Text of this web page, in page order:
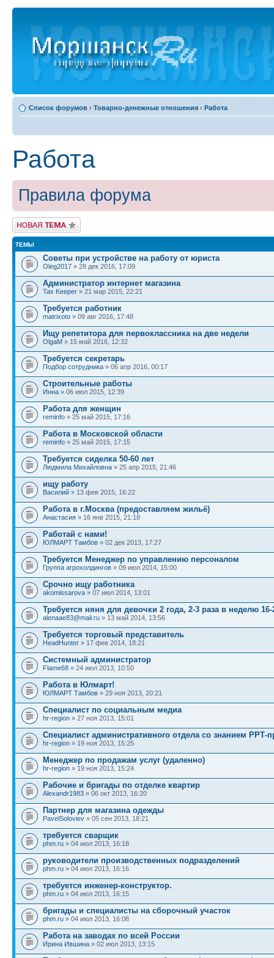
Список форумов ‹ Товарно-денежные отношения ‹ Работа
Работа
Правила форума
Новая тема
ТЕМЫ
Советы при устройстве на работу от юриста
Oleg2017 » 28 дек 2016, 17:09
Администратор интернет магазина
Tax Keeper » 21 мар 2015, 22:21
Требуется работник
matrixoto » 09 авг 2016, 17:48
Ищу репетитора для первоклассника на две недели
OlgaM » 15 май 2016, 12:32
Требуется секретарь
Подбор сотрудника » 06 апр 2016, 00:17
Строительные работы
Инна » 06 июл 2015, 12:39
Работа для женщин
reminfo » 25 май 2015, 17:16
Работа в Московской области
reminfo » 25 май 2015, 17:15
Требуется сиделка 50-60 лет
Людмила Михайловна » 25 апр 2015, 21:46
ищу работу
Василий » 13 фев 2015, 16:22
Работа в г.Москва (предоставляем жильё)
Анастасия » 16 янв 2015, 21:18
Работай с нами!
ЮЛМАРТ Тамбов » 02 дек 2013, 17:27
Требуется Менеджер по управлению персоналом
Группа агрохолдингов » 09 июл 2014, 15:00
Срочно ищу работника
akomissarova » 07 июл 2014, 13:01
Требуется няня для девочки 2 года, 2-3 раза в неделю 16-
alenaae83@mail.ru » 13 май 2014, 13:56
Требуется торговый представитель
HeadHunter » 17 фев 2014, 18:21
Системный администратор
Flame68 » 24 июл 2013, 10:50
Работа в Юлмарт!
ЮЛМАРТ Тамбов » 29 ноя 2013, 20:21
Специалист по социальным медиа
hr-region » 27 ноя 2013, 15:01
Специалист административного отдела со знанием РРТ-
hr-region » 19 ноя 2013, 15:25
Менеджер по продажам услуг (удаленно)
hr-region » 19 ноя 2013, 15:24
Рабочие и бригады по отделке квартир
Alexandr1983 » 06 окт 2013, 16:20
Партнер для магазина одежды
PavelSoloviev » 05 сен 2013, 18:21
требуется сварщик
phm.ru » 04 июл 2013, 16:18
руководители производственных подразделений
phm.ru » 04 июл 2013, 16:16
требуется инженер-конструктор.
phm.ru » 04 июл 2013, 16:15
бригады и специалисты на сборочный участок
phm.ru » 04 июл 2013, 16:08
Работа на заводах по всей России
Ирина Ившина » 02 июл 2013, 13:15